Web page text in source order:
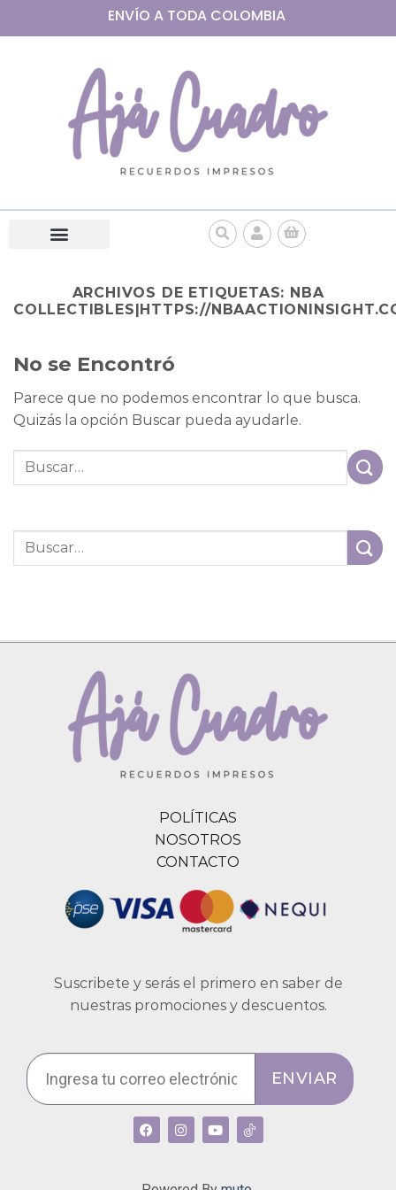
ENVÍO A TODA COLOMBIA
ARCHIVOS DE ETIQUETAS: NBA
COLLECTIBLES|HTTPS://
No se Encontró
Parece que no podemos encontrar lo que busca.
Quizás la opción Buscar pueda ayudarle.
POLÍTICAS
NOSOTROS
CONTACTO
Suscribete y serás el primero en saber de
nuestras promociones y descuentos.
ENVIAR